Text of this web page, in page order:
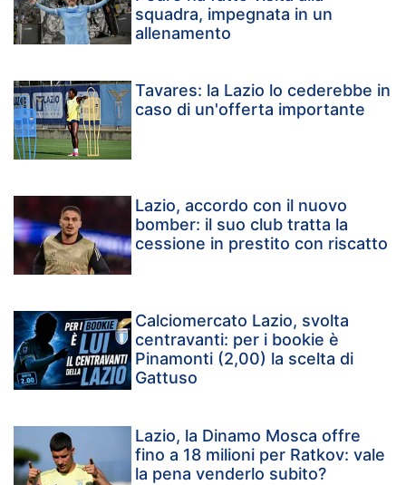
squadra, impegnata in un
allenamento
Tavares: la Lazio lo cederebbe in
caso di un'offerta importante
Lazio, accordo con il nuovo
bomber: il suo club tratta la
cessione in prestito con riscatto
Calciomercato Lazio, svolta
centravanti: per i bookie è
Pinamonti (2,00) la scelta di
Gattuso
Lazio, la Dinamo Mosca offre
fino a 18 milioni per Ratkov: vale
la pena venderlo subito?